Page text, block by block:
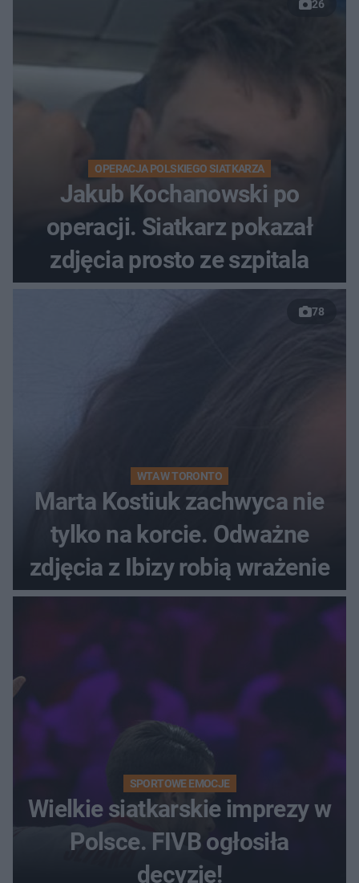
26
OPERACJA POLSKIEGO SIATKARZA
Jakub Kochanowski po
operacji. Siatkarz pokazał
zdjęcia prosto ze szpitala
78
WTA W TORONTO
Marta Kostiuk zachwyca nie
tylko na korcie. Odważne
zdjęcia z Ibizy robią wrażenie
SPORTOWE EMOCJE
Wielkie siatkarskie imprezy w
Polsce. FIVB ogłosiła
decyzję!